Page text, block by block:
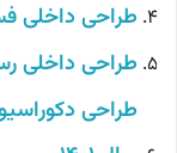
طراحی داخلی
طراحی داخلی
طراحی